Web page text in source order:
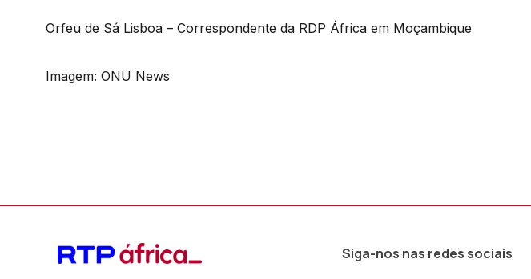
Orfeu de Sá Lisboa – Correspondente da RDP África em Moçambique
Imagem: ONU News
Siga-nos nas redes sociais